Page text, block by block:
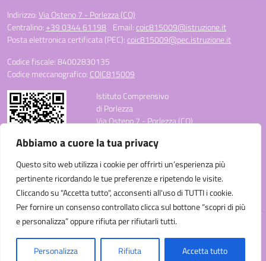
Abbiamo a cuore la tua privacy
Questo sito web utilizza i cookie per offrirti un’esperienza più
pertinente ricordando le tue preferenze e ripetendo le visite.
Cliccando su "Accetta tutto", acconsenti all'uso di TUTTI i cookie.
Per fornire un consenso controllato clicca sul bottone “scopri di più
e personalizza” oppure rifiuta per rifiutarli tutti.
Personalizza Rifiuta Accetta tutto
Indirizzo:Via Osteno 7 - Porlezza (CO)
Centralino: +39 0344 61198 Email:coic815009@istruzione.it
Posta elettronica certificata (PEC):coic815009@pec.istruzione.it
Codice fiscale: 84002830135
Codice meccanografico: COIC815009
Istituto Comprensivo
di Porlezza
Via Osteno 7 - Porlezza (CO)
E-mail: coic815009@istruzione.it
PEC: coic815009@pec.istruzione.it
Codice Meccanografico: COIC815009
Codice Fiscale: 84002830135
Codice Univoco Ufficio: UF3C3W